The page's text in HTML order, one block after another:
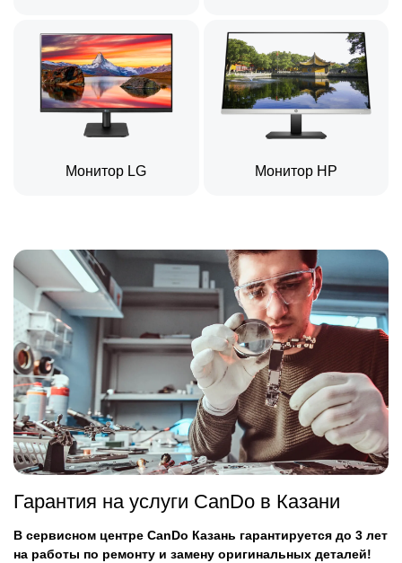
Монитор LG Монитор HP
Гарантия на услуги CanDo в Казани
В сервисном центре CanDo Казань гарантируется до 3 лет
на работы по ремонту и замену оригинальных деталей!